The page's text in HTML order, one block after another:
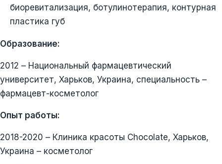
биоревитализация, ботулинотерапия, контурная
пластика губ
Образование:
2012 – Национальный фармацевтический
университет, Харьков, Украина, специальность –
фармацевт-косметолог
Опыт работы:
2018-2020 – Клиника красоты Chocolate, Харьков,
Украина – косметолог